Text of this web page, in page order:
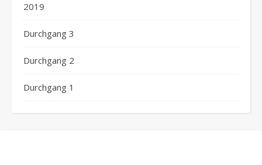
2019
Durchgang 3
Durchgang 2
Durchgang 1